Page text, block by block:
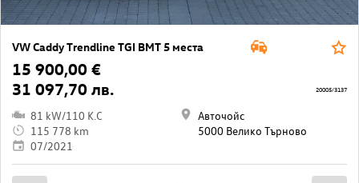
VW Caddy Trendline TGI BMT 5 места
15 900,00 €
31 097,70 лв.
81 kW/110 K.C
115 778 km
07/2021
Авточойс
5000 Велико Търново
20005/3137